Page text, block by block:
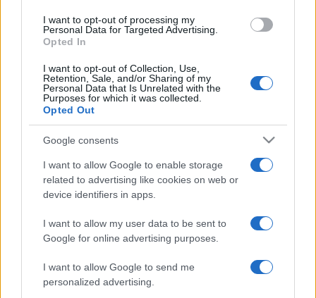
I want to opt-out of processing my
Personal Data for Targeted Advertising.
Opted In
I want to opt-out of Collection, Use,
Retention, Sale, and/or Sharing of my
Personal Data that Is Unrelated with the
Purposes for which it was collected.
Opted Out
Google consents
I want to allow Google to enable storage
related to advertising like cookies on web or
device identifiers in apps.
I want to allow my user data to be sent to
Google for online advertising purposes.
I want to allow Google to send me
personalized advertising.
Színművészeti Egyetem végzős bábszínész hallgatóinak
etűdökből álló előadása a báb és mozgatója viszonyának
mélységeit vizsgálja sok humorral és lírai pillanatokkal.
A szervezők a szakmai program több előadását is
elérhetővé tették. Ezenfelül, a korábbi hagyományt
folytatva, június 11-én és 12-én reggeltől estig előadások és
szabadtéri játékok várják a családokat a város főterén.
A részletes programról aCiróka Bábszínház honlapján
közösségimédia-felületein lehet tájékozódni.